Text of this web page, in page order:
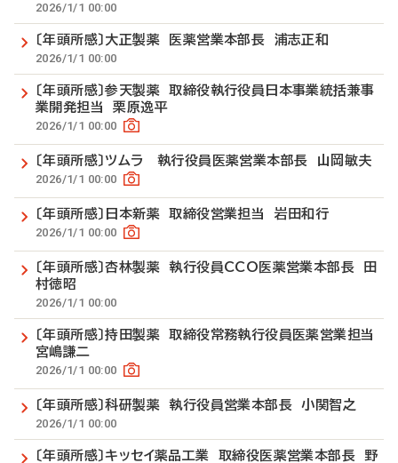
2026/1/1 00:00
〔年頭所感〕大正製薬 医薬営業本部長 浦志正和
2026/1/1 00:00
〔年頭所感〕参天製薬 取締役執行役員日本事業統括兼事
業開発担当 栗原逸平
2026/1/1 00:00
〔年頭所感〕ツムラ 執行役員医薬営業本部長 山岡敏夫
2026/1/1 00:00
〔年頭所感〕日本新薬 取締役営業担当 岩田和行
2026/1/1 00:00
〔年頭所感〕杏林製薬 執行役員CCO医薬営業本部長 田
村徳昭
2026/1/1 00:00
〔年頭所感〕持田製薬 取締役常務執行役員医薬営業担当
宮嶋謙二
2026/1/1 00:00
〔年頭所感〕科研製薬 執行役員営業本部長 小関智之
2026/1/1 00:00
〔年頭所感〕キッセイ薬品工業 取締役医薬営業本部長 野